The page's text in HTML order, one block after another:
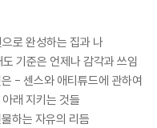
로 완성하는 집과 나
기준은 언제나 감각과 쓰임
- 센스와 애티튜드에 관하여
래 지키는 것들
하는 자유의 리듬